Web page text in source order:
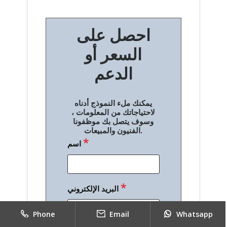
ص
ت
احصل على
السعر أو
الدعم
يمكنك ملء النموذج أدناه
لاحتياجاتك من المعلومات ،
وسوف يتصل بك موظفونا
الفنيون والمبيعات.
اسم*
البريد الإلكتروني*
Phone Email Whatsapp